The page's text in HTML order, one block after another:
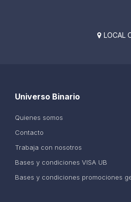
 LOCAL
Universo Binario
Quienes somos
Contacto
Trabaja con nosotros
Bases y condiciones VISA UB
Bases y condiciones promociones